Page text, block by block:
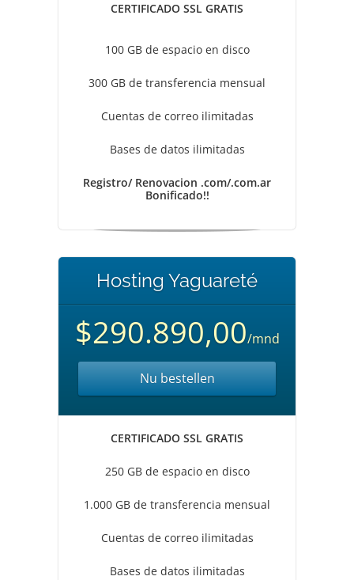
CERTIFICADO SSL GRATIS
100 GB de espacio en disco
300 GB de transferencia mensual
Cuentas de correo ilimitadas
Bases de datos ilimitadas
Registro/ Renovacion .com/.com.ar
Bonificado!!
Hosting Yaguareté
$290.890,00/mnd
Nu bestellen
CERTIFICADO SSL GRATIS
250 GB de espacio en disco
1.000 GB de transferencia mensual
Cuentas de correo ilimitadas
Bases de datos ilimitadas